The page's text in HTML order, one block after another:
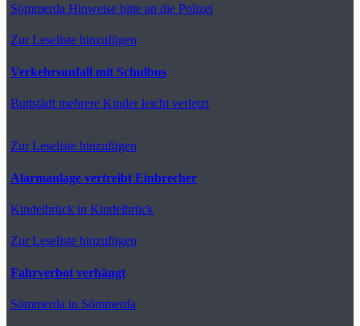
Sömmerda Hinweise bitte an die Polizei
Zur Leseliste hinzufügen
Verkehrsunfall mit Schulbus
Buttstädt mehrere Kinder leicht verletzt
Zur Leseliste hinzufügen
Alarmanlage vertreibt Einbrecher
Kindelbrück in Kindelbrück
Zur Leseliste hinzufügen
Fahrverbot verhängt
Sömmerda in Sömmerda